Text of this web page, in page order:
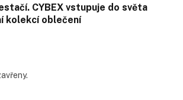
CYBEX vstupuje do světa
kolekcí oblečení